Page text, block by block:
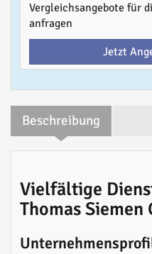
Vergleichsangebote für
anfragen
Jetzt
Beschreibung
Vielfältige
Thomas Siemen